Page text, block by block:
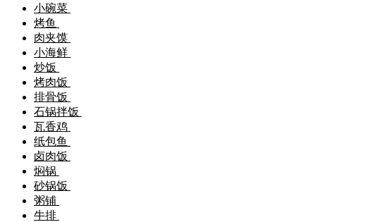
小碗菜
烤鱼
肉夹馍
小海鲜
炒饭
烤肉饭
排骨饭
石锅拌饭
瓦香鸡
纸包鱼
卤肉饭
焖锅
砂锅饭
粥铺
牛排